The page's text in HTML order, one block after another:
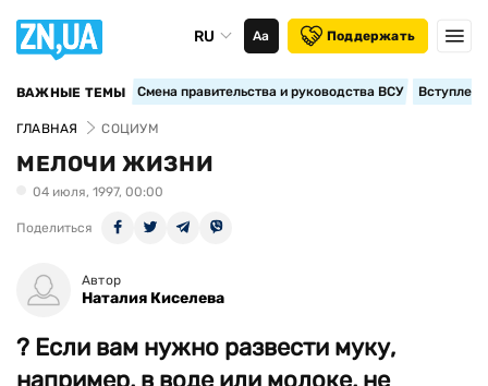
RU Аа Поддержать
ВАЖНЫЕ ТЕМЫ Смена правительства и руководства ВСУ
ГЛАВНАЯ СОЦИУМ
МЕЛОЧИ ЖИЗНИ
04 июля, 1997, 00:00
Поделиться
Автор
Наталия Киселева
? Если вам нужно развести муку,
например, в воде или молоке, не